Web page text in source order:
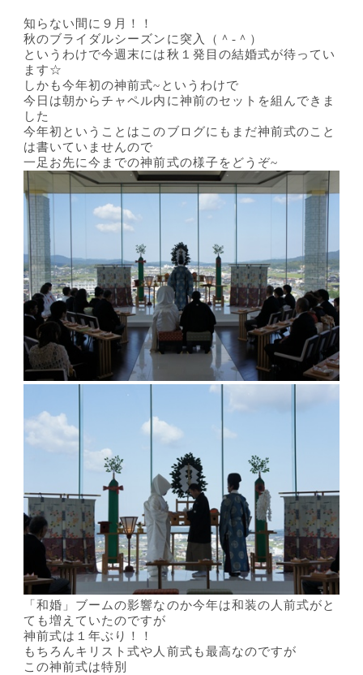
知らない間に９月！！
秋のブライダルシーズンに突入（＾-＾）
というわけで今週末には秋１発目の結婚式が待ってい
ます☆
しかも今年初の神前式~というわけで
今日は朝からチャペル内に神前のセットを組んできま
した
今年初ということはこのブログにもまだ神前式のこと
は書いていませんので
一足お先に今までの神前式の様子をどうぞ~
「和婚」ブームの影響なのか今年は和装の人前式がと
ても増えていたのですが
神前式は１年ぶり！！
もちろんキリスト式や人前式も最高なのですが
この神前式は特別